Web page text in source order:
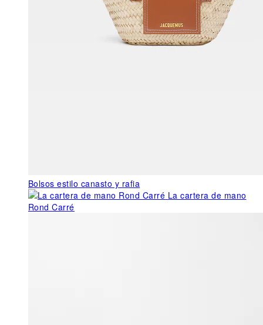
Bolsos estilo canasto y rafia
La cartera de mano
Rond Carré